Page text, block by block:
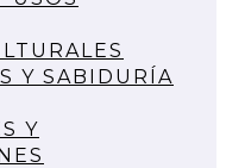
Y SABIDURÍA
Y